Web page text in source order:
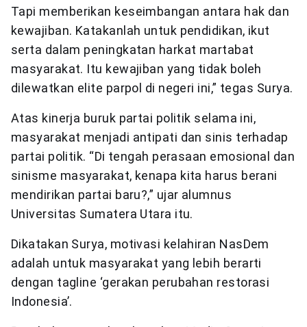
Tapi memberikan keseimbangan antara hak dan
kewajiban. Katakanlah untuk pendidikan, ikut
serta dalam peningkatan harkat martabat
masyarakat. Itu kewajiban yang tidak boleh
dilewatkan elite parpol di negeri ini,” tegas Surya.
Atas kinerja buruk partai politik selama ini,
masyarakat menjadi antipati dan sinis terhadap
partai politik. “Di tengah perasaan emosional dan
sinisme masyarakat, kenapa kita harus berani
mendirikan partai baru?,” ujar alumnus
Universitas Sumatera Utara itu.
Dikatakan Surya, motivasi kelahiran NasDem
adalah untuk masyarakat yang lebih berarti
dengan tagline ‘gerakan perubahan restorasi
Indonesia’.